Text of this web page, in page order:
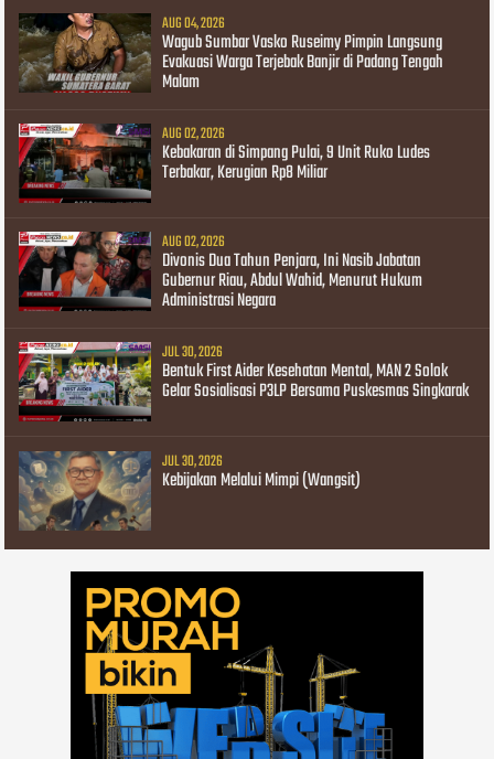
AUG 04, 2026
Wagub Sumbar Vasko Ruseimy Pimpin Langsung
Evakuasi Warga Terjebak Banjir di Padang Tengah
Malam
AUG 02, 2026
Kebakaran di Simpang Pulai, 9 Unit Ruko Ludes
Terbakar, Kerugian Rp8 Miliar
AUG 02, 2026
Divonis Dua Tahun Penjara, Ini Nasib Jabatan
Gubernur Riau, Abdul Wahid, Menurut Hukum
Administrasi Negara
JUL 30, 2026
Bentuk First Aider Kesehatan Mental, MAN 2 Solok
Gelar Sosialisasi P3LP Bersama Puskesmas Singkarak
JUL 30, 2026
Kebijakan Melalui Mimpi (Wangsit)